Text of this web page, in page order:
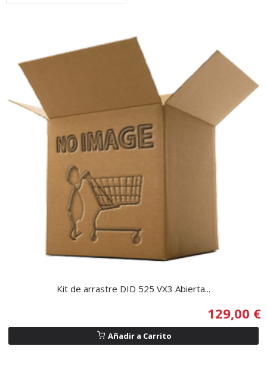
Kit de arrastre DID 525 VX3 Abierta...
129,00 €
Añadir a Carrito